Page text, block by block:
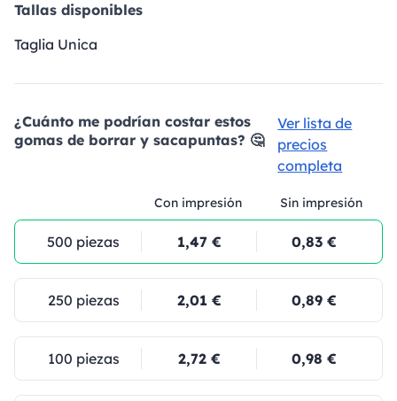
Tallas disponibles
Taglia Unica
¿Cuánto me podrían costar estos
gomas de borrar y sacapuntas? 🤔
Ver lista de
precios
completa
Con impresión Sin impresión
500 piezas 1,47 € 0,83 €
250 piezas 2,01 € 0,89 €
100 piezas 2,72 € 0,98 €